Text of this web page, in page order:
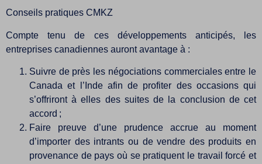
Conseils pratiques CMKZ
Compte tenu de ces développements anticipés, les
entreprises canadiennes auront avantage à :
Suivre de près les négociations commerciales entre le
Canada et l’Inde afin de profiter des occasions qui
s’offriront à elles des suites de la conclusion de cet
accord ;
Faire preuve d’une prudence accrue au moment
d’importer des intrants ou de vendre des produits en
provenance de pays où se pratiquent le travail forcé et